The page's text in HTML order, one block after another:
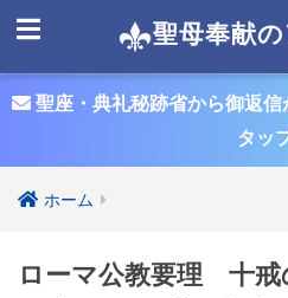
聖母奉献
聖座・典礼秘跡省から御返信
タッ
ホーム
ローマ公教要理 十